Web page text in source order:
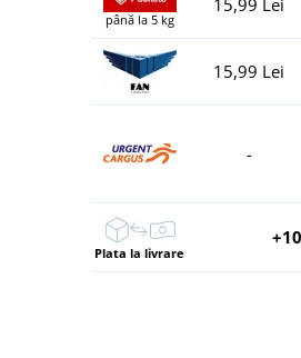
până la 5 kg
15,99 Lei
-
Plata la livrare